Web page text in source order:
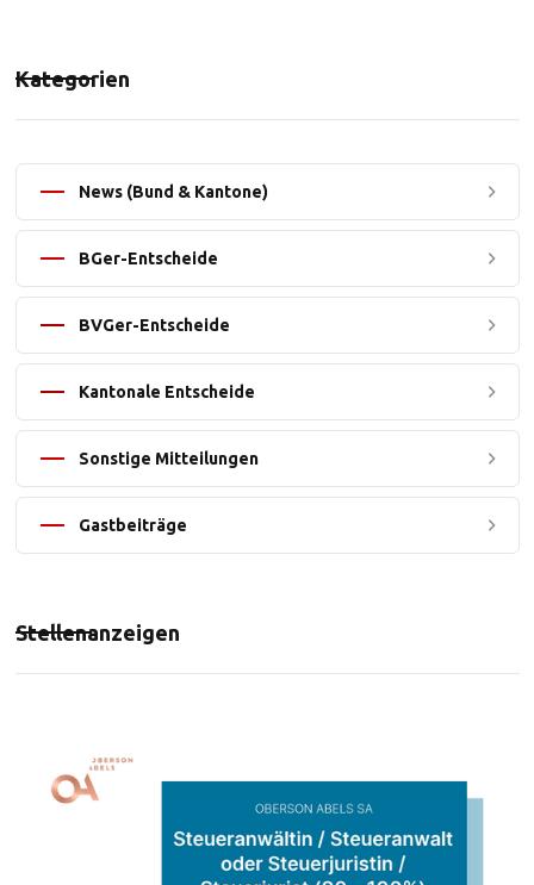
Kategorien
News (Bund & Kantone)
BGer-Entscheide
BVGer-Entscheide
Kantonale Entscheide
Sonstige Mitteilungen
Gastbeiträge
Stellenanzeigen